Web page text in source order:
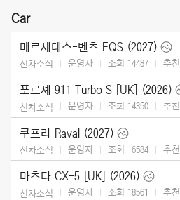
Car
메르세데스-벤츠 EQS (2027)
신차소식 운영자 조회 14487 추천
포르셰 911 Turbo S [UK] (2026)
신차소식 운영자 조회 14350 추천
쿠프라 Raval (2027)
신차소식 운영자 조회 16584 추천
마츠다 CX-5 [UK] (2026)
신차소식 운영자 조회 18561 추천